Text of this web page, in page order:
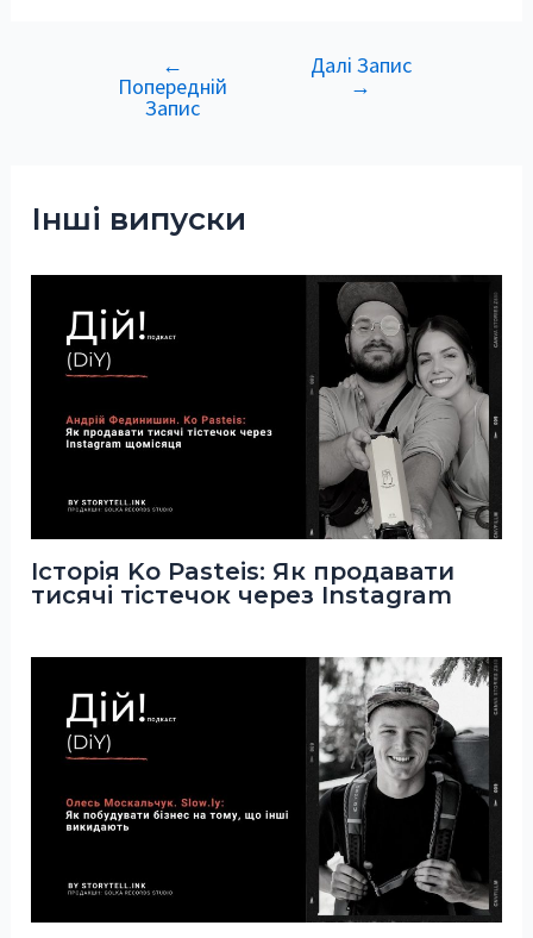
записів
←
Попередній
Запис
Далі Запис
→
Інші випуски
Історія Ko Pasteis: Як продавати
тисячі тістечок через Instagram